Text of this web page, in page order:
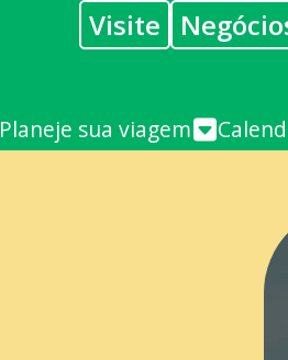
Visite
Planeje sua viagem